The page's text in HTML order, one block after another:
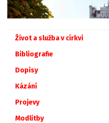
Život a služba v církvi
Bibliografie
Dopisy
Kázání
Projevy
Modlitby